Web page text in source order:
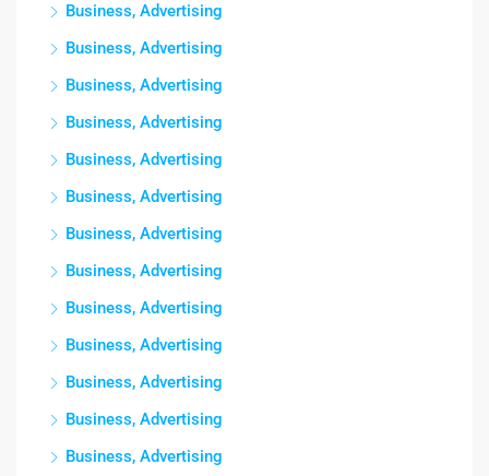
Business, Advertising
Business, Advertising
Business, Advertising
Business, Advertising
Business, Advertising
Business, Advertising
Business, Advertising
Business, Advertising
Business, Advertising
Business, Advertising
Business, Advertising
Business, Advertising
Business, Advertising